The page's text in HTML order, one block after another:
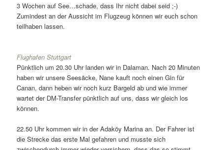
3 Wochen auf See…schade, dass Ihr nicht dabei seid ;-)
Zumindest an der Aussicht im Flugzeug können wir euch schon
teilhaben lassen.
Flughafen Stuttgart
Pünktlich um 20.30 Uhr landen wir in Dalaman. Nach 20 Minuten
haben wir unsere Seesäcke, Nane kauft noch einen Gin für
Canan, dann heben wir noch kurz Bargeld ab und wie immer
wartet der DM-Transfer pünktlich auf uns, dass wir gleich los
können.
22.50 Uhr kommen wir in der Adaköy Marina an. Der Fahrer ist
die Strecke das erste Mal gefahren und musste sich